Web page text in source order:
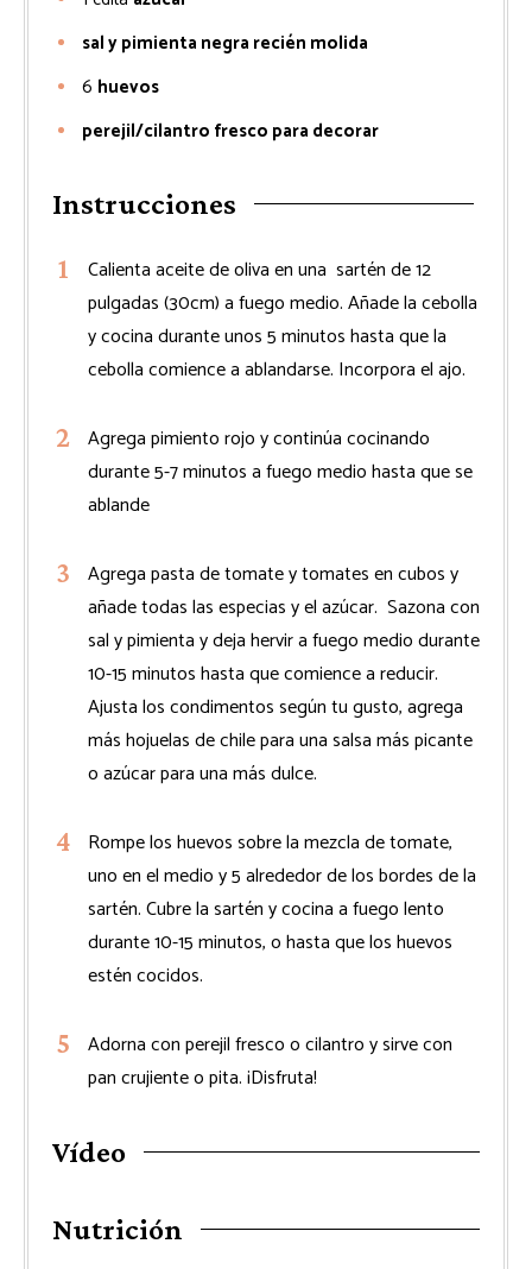
sal y pimienta negra recién molida
6 huevos
perejil/cilantro fresco para decorar
Instrucciones
Calienta aceite de oliva en una sartén de 12
pulgadas (30cm) a fuego medio. Añade la cebolla
y cocina durante unos 5 minutos hasta que la
cebolla comience a ablandarse. Incorpora el ajo.
Agrega pimiento rojo y continúa cocinando
durante 5-7 minutos a fuego medio hasta que se
ablande
Agrega pasta de tomate y tomates en cubos y
añade todas las especias y el azúcar. Sazona con
sal y pimienta y deja hervir a fuego medio durante
10-15 minutos hasta que comience a reducir.
Ajusta los condimentos según tu gusto, agrega
más hojuelas de chile para una salsa más picante
o azúcar para una más dulce.
Rompe los huevos sobre la mezcla de tomate,
uno en el medio y 5 alrededor de los bordes de la
sartén. Cubre la sartén y cocina a fuego lento
durante 10-15 minutos, o hasta que los huevos
estén cocidos.
Adorna con perejil fresco o cilantro y sirve con
pan crujiente o pita. ¡Disfruta!
Vídeo
Nutrición